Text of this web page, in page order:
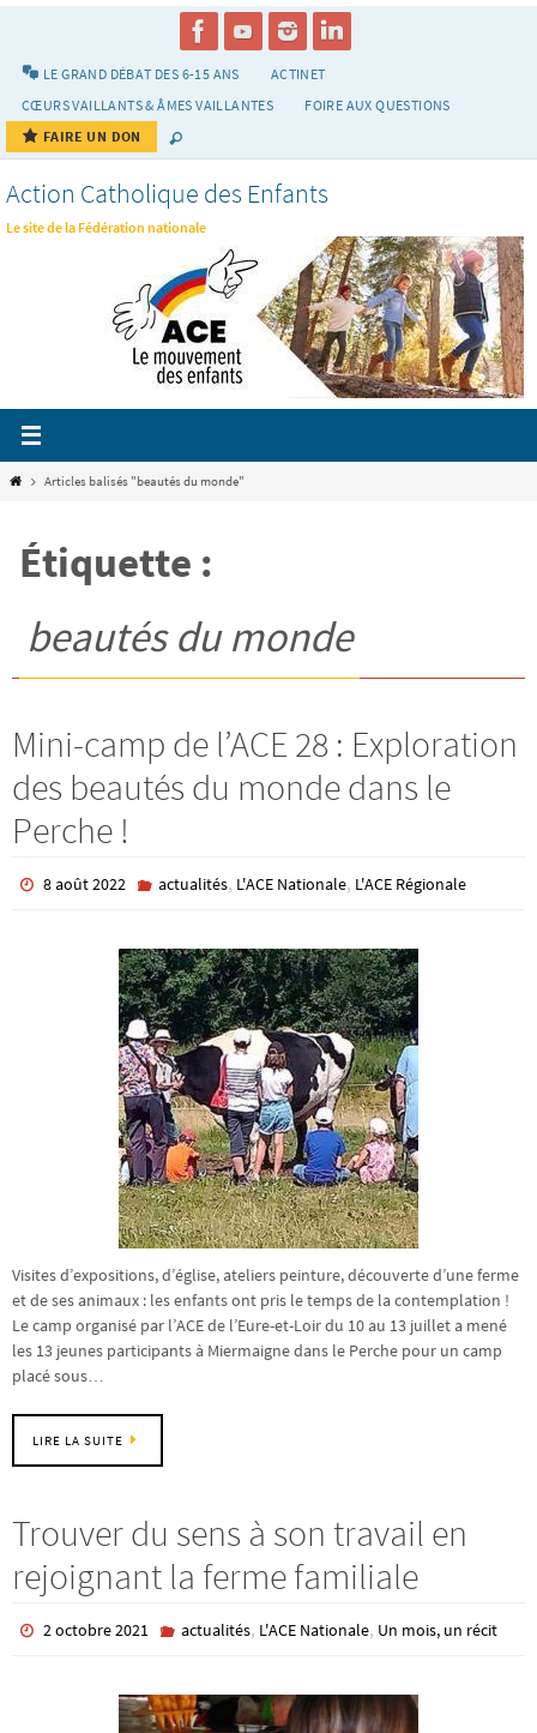
LE GRAND DÉBAT DES 6-15 ANS
ACTINET
CŒURS VAILLANTS & ÂMES VAILLANTES
FOIRE AUX QUESTIONS
FAIRE UN DON
Action Catholique des Enfants
Le site de la Fédération nationale
HomeArticles balisés "beautés du monde"
Étiquette :
beautés du monde
Mini-camp de l’ACE 28 : Exploration
des beautés du monde dans le
Perche !
8 août 2022 actualités, L'ACE Nationale, L'ACE Régionale
Visites d’expositions, d’église, ateliers peinture, découverte d’une ferme
et de ses animaux : les enfants ont pris le temps de la contemplation !
Le camp organisé par l’ACE de l’Eure-et-Loir du 10 au 13 juillet a mené
les 13 jeunes participants à Miermaigne dans le Perche pour un camp
placé sous…
LIRE LA SUITE
Trouver du sens à son travail en
rejoignant la ferme familiale
2 octobre 2021 actualités, L'ACE Nationale, Un mois, un récit